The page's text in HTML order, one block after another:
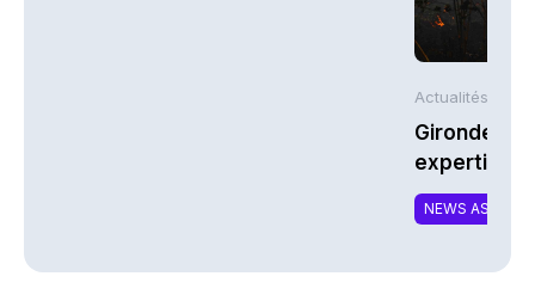
Actualités AFP
Gironde :
expertises
NEWS